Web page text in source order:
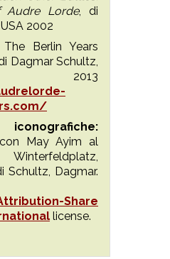
Audre Lorde, di
2002
Berlin Years
Dagmar Schultz,
May Ayim al
Schultz, Dagmar.
Share
license.